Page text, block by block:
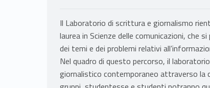
Il Laboratorio di scrittura e giornalismo
laurea in Scienze delle comunicazioni, che
dei temi e dei problemi relativi
Nel quadro di questo percorso, il
giornalistico contemporaneo attraverso la